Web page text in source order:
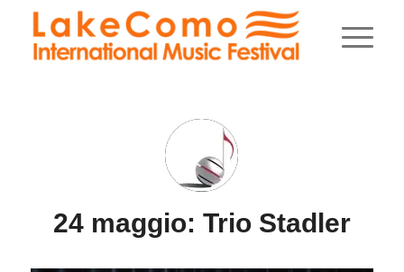
24 maggio: Trio Stadler